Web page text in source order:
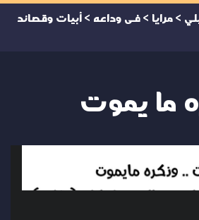
> مرايا > فى وداعه > أبيات وقصائد
ما يموت